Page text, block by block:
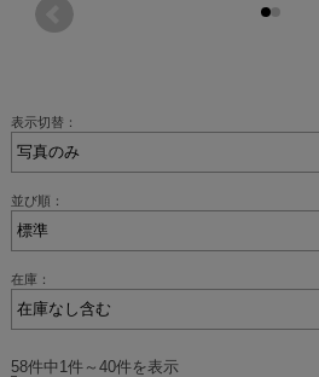
表示切替：
並び順：
在庫：
58件中1件～40件を表示